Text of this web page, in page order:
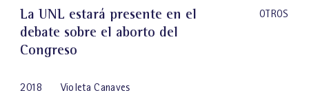
La UNL estará presente en el
debate sobre el aborto del
Congreso
OTROS
2018 Violeta Canaves